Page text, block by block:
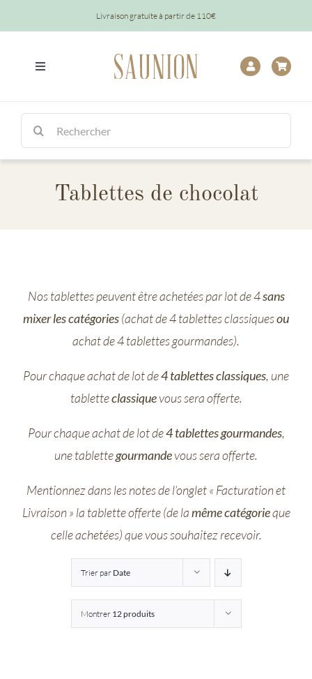
au
Livraison gratuite à partir de 110€
Toggle
Chocolats
Tablettes
Saunion
Rechercher:
Tablettes de chocolat
Nos tablettes peuvent être achetées par lot de 4sans
mixer les catégories(achat de 4 tablettes classiquesou
achat de 4 tablettes gourmandes).
Pour chaque achat de lot de4 tablettes classiques, une
tabletteclassiquevous sera offerte.
Pour chaque achat de lot de4 tablettes gourmandes,
une tablettegourmandevous sera offerte.
Mentionnez dans les notes de l’onglet « Facturation et
Livraison » la tablette offerte (de lamême catégorieque
celle achetées) que vous souhaitez recevoir.
Trier par Date
Montrer 12 produits